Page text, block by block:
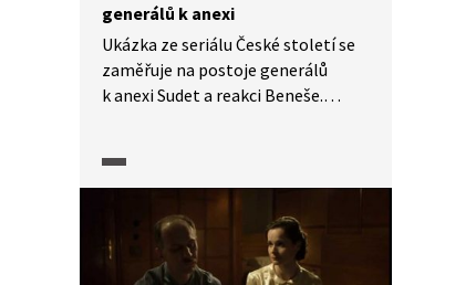
generálů k anexi
Ukázka ze seriálu České století se
zaměřuje na postoje generálů
k anexi Sudet a reakci Beneše.
brání tím, že vědomí skutečného
stavu věcí by na situaci nic
nezměnilo, podle něj je beznadějná
v každém případě. Generálové
namítají, že Československo mělo